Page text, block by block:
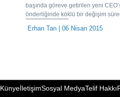
başında göreve getirilen yeni
önderliğinde köklü bir değişim
Erhan Tan| 06 Nisan 2015
KünyeİletişimSosyal MedyaTelif Hakkı